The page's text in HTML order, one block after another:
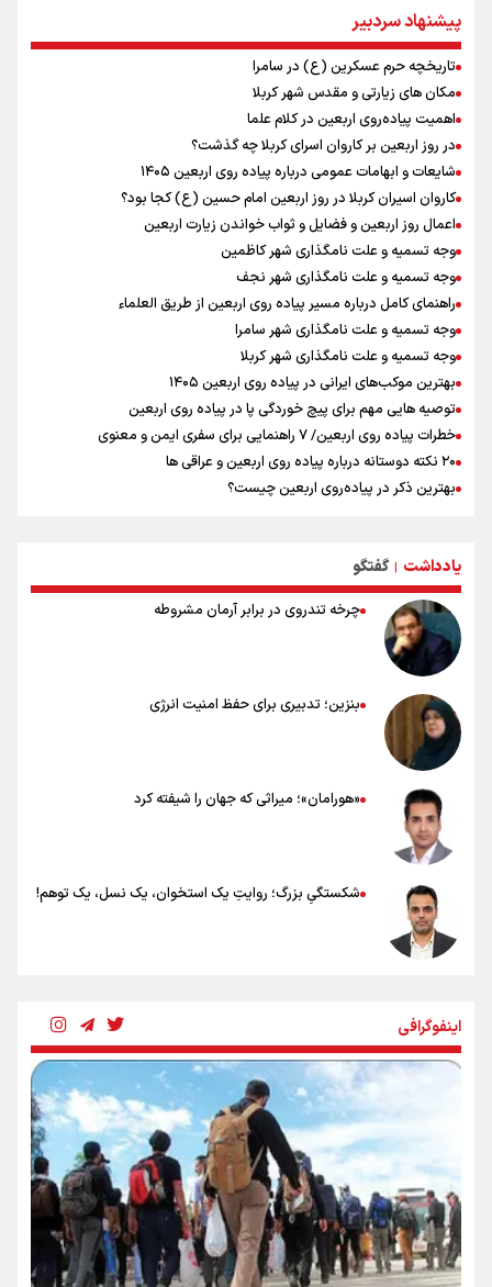
ارتش صهیونیستی زمین‌های کشاورزی در جنوب لبنان را به آتش کشید
چه کسی باید قیمت‌ها را تعیین کند؟
بازگشت روان دو میلیون و هشتصد هزار زائر اربعین از مرزهای شش‌گانه
زائران اربعین حسینی در مرز تمرچین
ایران آقای بلامنازع تنگه هرمز
وزیر خارجه مصر: رژیم اسراییل بدون تامین حقوق مشروع مردم فلسطین
امنیت نخواهد داشت
مستمری مددجویان کفاف زندگی را نمی‌دهد / حمایت از ۱۹هزار زن‌
سرپرست خانوار
پیشنهاد سردبیر
تاریخچه حرم عسکرین (ع) در سامرا
مکان های زیارتی و مقدس شهر کربلا
اهمیت پیاده‌روی اربعین در کلام علما
در روز اربعین بر کاروان اسرای کربلا چه گذشت؟
شایعات و ابهامات عمومی درباره پیاده روی اربعین ۱۴۰۵
کاروان اسیران کربلا در روز اربعین امام حسین (ع) کجا بود؟
اعمال روز اربعین و فضایل و ثواب خواندن زیارت اربعین
وجه تسمیه و علت نامگذاری شهر کاظمین
وجه تسمیه و علت نامگذاری شهر نجف
راهنمای کامل درباره مسیر پیاده روی اربعین از طریق العلماء
وجه تسمیه و علت نامگذاری شهر سامرا
وجه تسمیه و علت نامگذاری شهر کربلا
بهترین موکب‌های ایرانی در پیاده روی اربعین ۱۴۰۵
توصیه هایی مهم برای پیچ خوردگی پا در پیاده روی اربعین
خطرات پیاده روی اربعین/ ۷ راهنمایی برای سفری ایمن و معنوی
۲۰ نکته دوستانه درباره پیاده روی اربعین و عراقی ها
بهترین ذکر در پیاده‌روی اربعین چیست؟
نکاتی مهم برای حفظ سلامت در پیاده روی اربعین
یادداشت | گفتگو
چرخه تندروی در برابر آرمان مشروطه
بنزین؛ تدبیری برای حفظ امنیت انرژی
«هورامان»؛ میراثی که جهان را شیفته کرد
شکستگیِ بزرگ؛ روایتِ یک استخوان، یک نسل، یک توهم!
روایت ایران از کنار مردم
از طلوع خیابان‌ها تا غروب اشک
جمله‌ای که بغض چهارماهه را شکست؛ «آهای مردم، آقا از
اینفوگرافی